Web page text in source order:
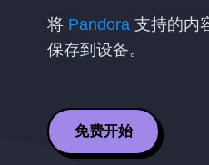
将 Pandora 支持的内
保存到设备。
免费开始